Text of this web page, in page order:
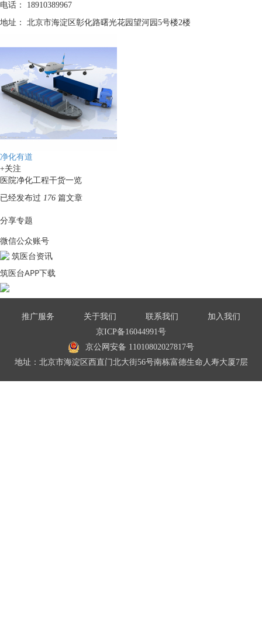
电话： 18910389967
地址： 北京市海淀区彰化路曙光花园望河园5号楼2楼
净化有道
+关注
医院净化工程干货一览
已经发布过 176 篇文章
分享专题
微信公众账号
筑医台资讯
筑医台APP下载
推广服务 关于我们 联系我们
加入我们
京ICP备16044991号
京公网安备 11010802027817号
地址：北京市海淀区西直门北大街56号南栋富德生命人寿大厦7层